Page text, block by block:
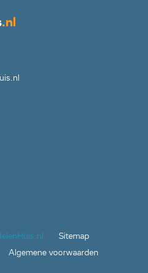
.nl
Sitemap
Algemene voorwaarden